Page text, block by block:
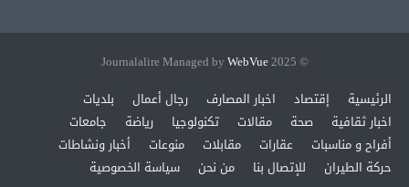
© 2025 Journalalire Managed by
WebVue
الرئيسية
إقتصاد اخبار المصارف رجال أعمال
بلديات
اخبار ثقافية
صحة مقالات تكنولوجيا رياضة
جامعات
أفراح و مناسبات
عقارات مقابلات منوعات
أخبار ونشاطات
حركة الطيران
للإتصال بنا من نحن سياسة الخصوصية